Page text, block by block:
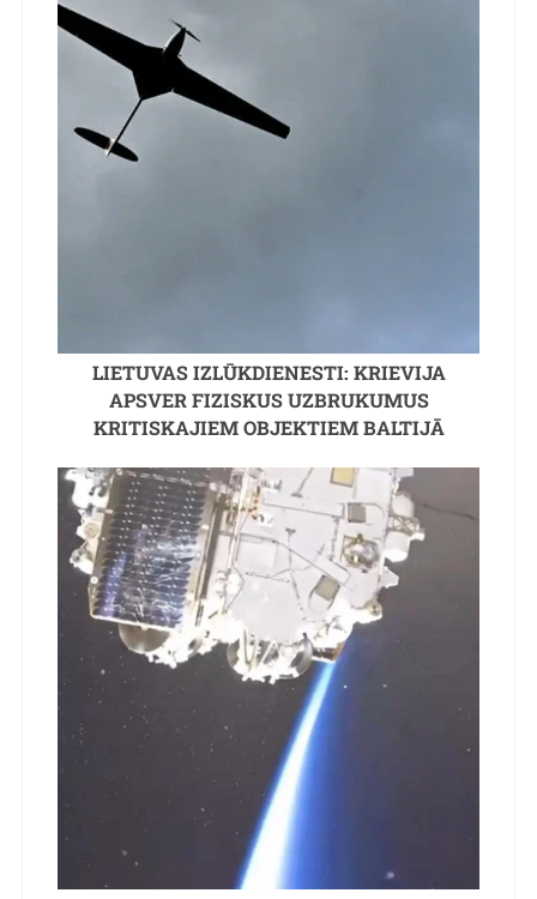
LIETUVAS IZLŪKDIENESTI: KRIEVIJA
APSVER FIZISKUS UZBRUKUMUS
KRITISKAJIEM OBJEKTIEM BALTIJĀ